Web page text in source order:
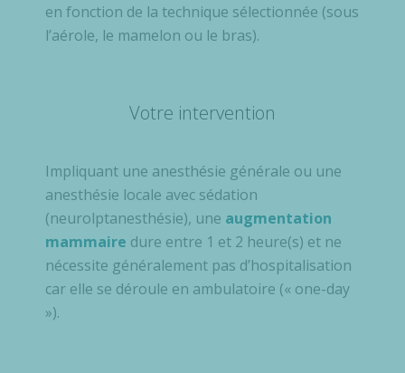
en fonction de la technique sélectionnée (sous
l’aérole, le mamelon ou le bras).
Votre intervention
Impliquant une anesthésie générale ou une
anesthésie locale avec sédation
(neurolptanesthésie), une augmentation
mammaire dure entre 1 et 2 heure(s) et ne
nécessite généralement pas d’hospitalisation
car elle se déroule en ambulatoire (« one-day
»).